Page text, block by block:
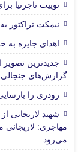
توییت تاجرنیا
نیمکت تراکتور
اهدای جایزه
جدیدترین
گزارش‌های جنجالی
رودری را
شهید لاریجانی
مهاجری:
می‌رود